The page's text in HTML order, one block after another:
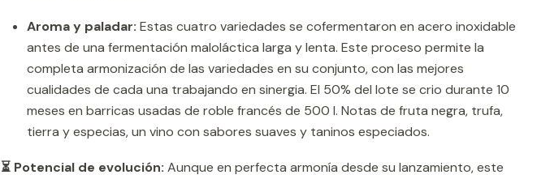
Aroma y paladar: Estas cuatro variedades se cofermentaron en acero inoxidable
antes de una fermentación maloláctica larga y lenta. Este proceso permite la
completa armonización de las variedades en su conjunto, con las mejores
cualidades de cada una trabajando en sinergia. El 50% del lote se crio durante 10
meses en barricas usadas de roble francés de 500 l. Notas de fruta negra, trufa,
tierra y especias, un vino con sabores suaves y taninos especiados.
⏳ Potencial de evolución: Aunque en perfecta armonía desde su lanzamiento, este